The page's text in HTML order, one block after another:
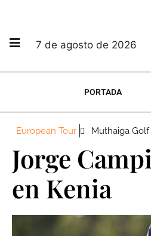
7 de agosto de 2026
PORTADA
European Tour Muthaiga
Jorge
en Kenia